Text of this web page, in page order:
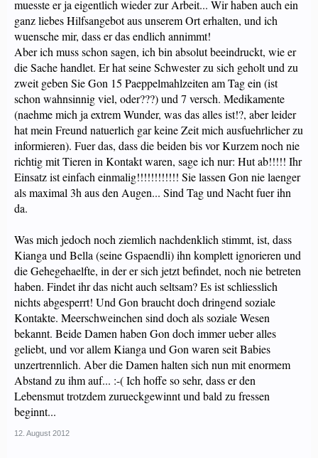
muesste er ja eigentlich wieder zur Arbeit... Wir haben auch ein
ganz liebes Hilfsangebot aus unserem Ort erhalten, und ich
wuensche mir, dass er das endlich annimmt!
Aber ich muss schon sagen, ich bin absolut beeindruckt, wie er
die Sache handlet. Er hat seine Schwester zu sich geholt und zu
zweit geben Sie Gon 15 Paeppelmahlzeiten am Tag ein (ist
schon wahnsinnig viel, oder???) und 7 versch. Medikamente
(naehme mich ja extrem Wunder, was das alles ist!?, aber leider
hat mein Freund natuerlich gar keine Zeit mich ausfuehrlicher zu
informieren). Fuer das, dass die beiden bis vor Kurzem noch nie
richtig mit Tieren in Kontakt waren, sage ich nur: Hut ab!!!!! Ihr
Einsatz ist einfach einmalig!!!!!!!!!!!! Sie lassen Gon nie laenger
als maximal 3h aus den Augen... Sind Tag und Nacht fuer ihn
da.
Was mich jedoch noch ziemlich nachdenklich stimmt, ist, dass
Kianga und Bella (seine Gspaendli) ihn komplett ignorieren und
die Gehegehaelfte, in der er sich jetzt befindet, noch nie betreten
haben. Findet ihr das nicht auch seltsam? Es ist schliesslich
nichts abgesperrt! Und Gon braucht doch dringend soziale
Kontakte. Meerschweinchen sind doch als soziale Wesen
bekannt. Beide Damen haben Gon doch immer ueber alles
geliebt, und vor allem Kianga und Gon waren seit Babies
unzertrennlich. Aber die Damen halten sich nun mit enormem
Abstand zu ihm auf... :-( Ich hoffe so sehr, dass er den
Lebensmut trotzdem zurueckgewinnt und bald zu fressen
beginnt...
12. August 2012